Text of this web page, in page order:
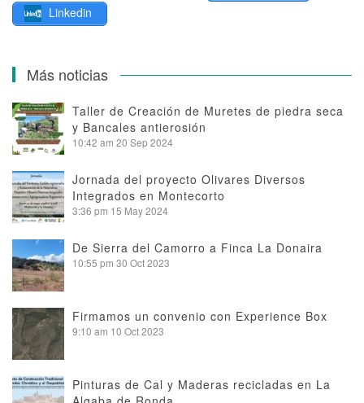
Linkedin
Más noticias
Taller de Creación de Muretes de piedra seca
y Bancales antierosión
10:42 am 20 Sep 2024
Jornada del proyecto Olivares Diversos
Integrados en Montecorto
3:36 pm 15 May 2024
De Sierra del Camorro a Finca La Donaira
10:55 pm 30 Oct 2023
Firmamos un convenio con Experience Box
9:10 am 10 Oct 2023
Pinturas de Cal y Maderas recicladas en La